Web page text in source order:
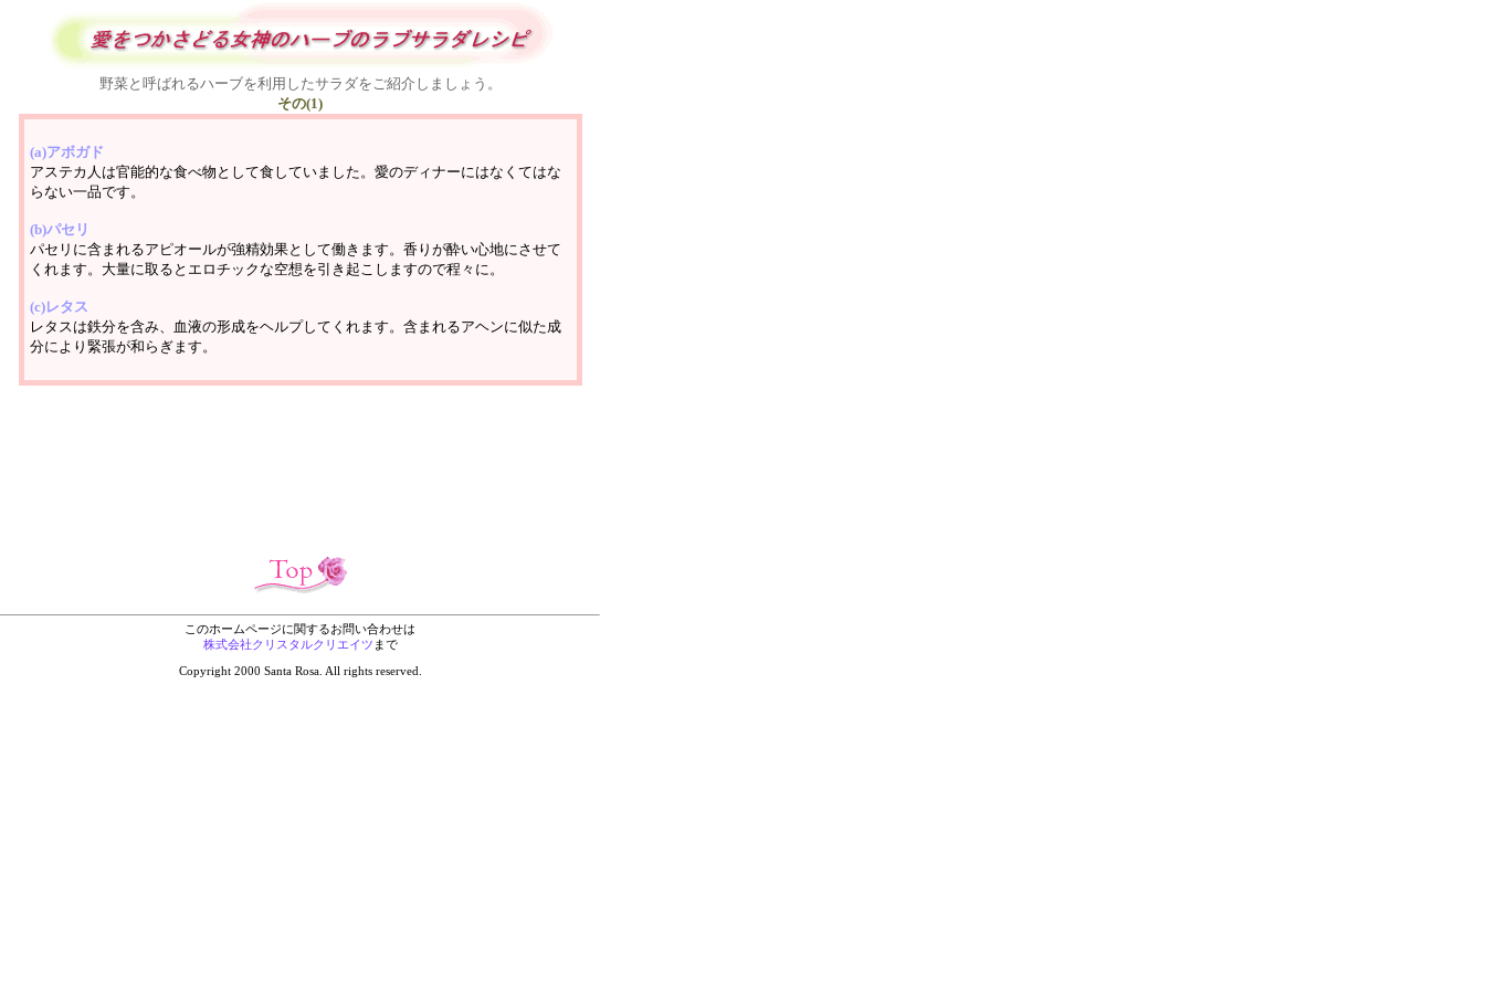
野菜と呼ばれるハーブを利用したサラダをご紹介しましょう。
その(1)
(a)アボガド
アステカ人は官能的な食べ物として食していました。愛のディナーにはなくてはな
らない一品です。
(b)パセリ
パセリに含まれるアピオールが強精効果として働きます。香りが酔い心地にさせて
くれます。大量に取るとエロチックな空想を引き起こしますので程々に。
(c)レタス
レタスは鉄分を含み、血液の形成をヘルプしてくれます。含まれるアヘンに似た成
分により緊張が和らぎます。
このホームページに関するお問い合わせは
株式会社クリスタルクリエイツ まで
Copyright 2000 Santa Rosa. All rights reserved.